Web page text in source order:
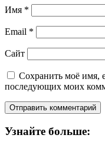
Имя *
Email *
Сайт
Сохранить моё имя,
последующих моих
Узнайте больше: